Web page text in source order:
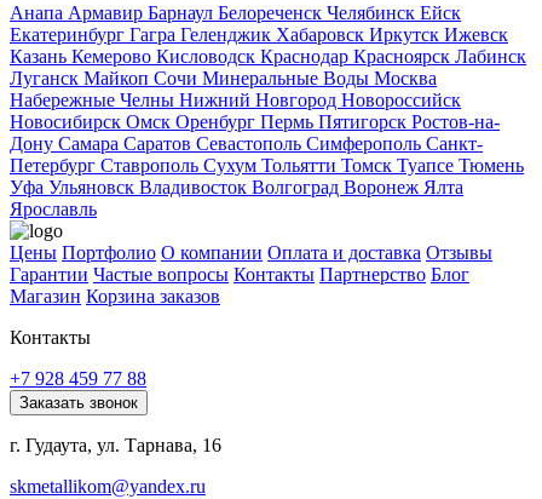
Анапа Армавир Барнаул Белореченск Челябинск Ейск
Екатеринбург Гагра Геленджик Хабаровск Иркутск Ижевск
Казань Кемерово Кисловодск Краснодар Красноярск Лабинск
Луганск Майкоп Сочи Минеральные Воды Москва
Набережные Челны Нижний Новгород Новороссийск
Новосибирск Омск Оренбург Пермь Пятигорск Ростов-на-
Дону Самара Саратов Севастополь Симферополь Санкт-
Петербург Ставрополь Сухум Тольятти Томск Туапсе Тюмень
Уфа Ульяновск Владивосток Волгоград Воронеж Ялта
Ярославль
Цены Портфолио О компании Оплата и доставка Отзывы
Гарантии Частые вопросы Контакты Партнерство Блог
Магазин Корзина заказов
Контакты
+7 928 459 77 88
Заказать звонок
г. Гудаута, ул. Тарнава, 16
skmetallikom@yandex.ru